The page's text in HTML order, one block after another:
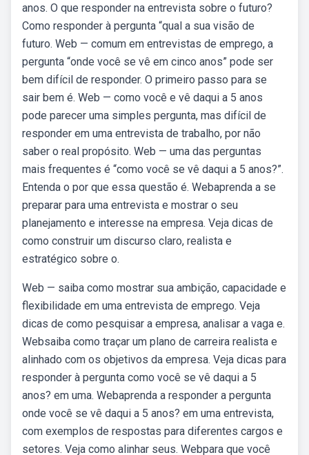
anos. O que responder na entrevista sobre o futuro?
Como responder à pergunta “qual a sua visão de
futuro. Web — comum em entrevistas de emprego, a
pergunta “onde você se vê em cinco anos” pode ser
bem difícil de responder. O primeiro passo para se
sair bem é. Web — como você e vê daqui a 5 anos
pode parecer uma simples pergunta, mas difícil de
responder em uma entrevista de trabalho, por não
saber o real propósito. Web — uma das perguntas
mais frequentes é “como você se vê daqui a 5 anos?”.
Entenda o por que essa questão é. Webaprenda a se
preparar para uma entrevista e mostrar o seu
planejamento e interesse na empresa. Veja dicas de
como construir um discurso claro, realista e
estratégico sobre o.
Web — saiba como mostrar sua ambição, capacidade e
flexibilidade em uma entrevista de emprego. Veja
dicas de como pesquisar a empresa, analisar a vaga e.
Websaiba como traçar um plano de carreira realista e
alinhado com os objetivos da empresa. Veja dicas para
responder à pergunta como você se vê daqui a 5
anos? em uma. Webaprenda a responder a pergunta
onde você se vê daqui a 5 anos? em uma entrevista,
com exemplos de respostas para diferentes cargos e
setores. Veja como alinhar seus. Webpara que você